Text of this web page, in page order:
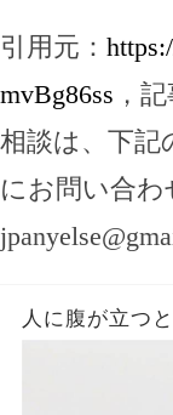
引用元：
mvBg86ss ，
相談は、下記
にお問い合わ
人に腹が立つ